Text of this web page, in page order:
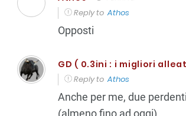
Reply toAthos
Opposti
GD ( 0.3ini : i migliori
Reply toAthos
Anche per me, due
(almeno fino ad oggi)